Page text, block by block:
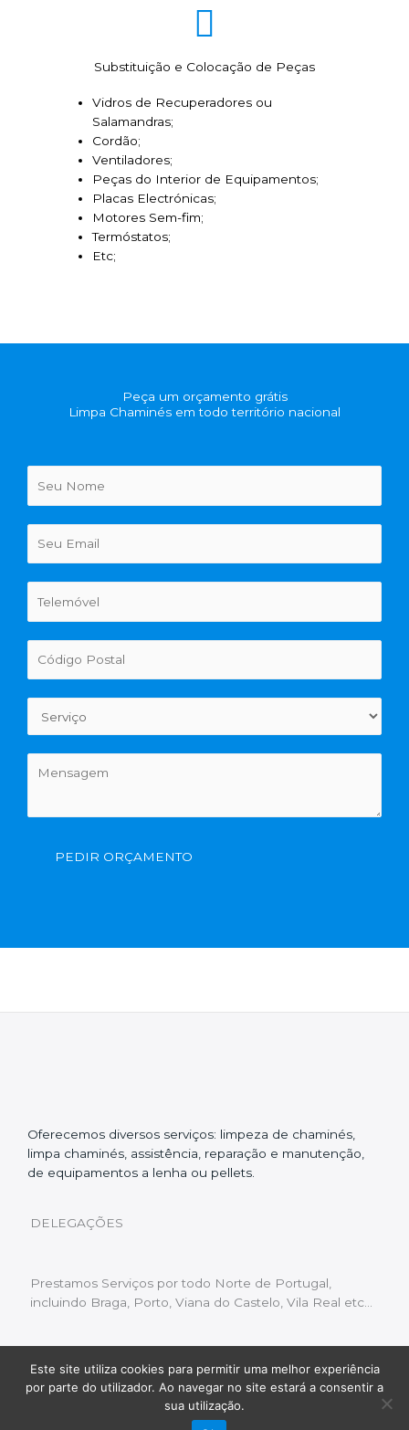
Substituição e Colocação de Peças
Vidros de Recuperadores ou
Salamandras;
Cordão;
Ventiladores;
Peças do Interior de Equipamentos;
Placas Electrónicas;
Motores Sem-fim;
Termóstatos;
Etc;
Peça um orçamento grátis
Limpa Chaminés em todo território nacional
PEDIR ORÇAMENTO
Oferecemos diversos serviços: limpeza de chaminés,
limpa chaminés, assistência, reparação e manutenção,
de equipamentos a lenha ou pellets.
DELEGAÇÕES
Prestamos Serviços por todo Norte de Portugal,
incluindo Braga, Porto, Viana do Castelo, Vila Real etc…
Livro de Reclamações | Política de Privacidade
Copyright © 2022 Limpeza Chaminés | Desenvolvido
Fluxo Digital – a inovar a web
Este site utiliza cookies para permitir uma melhor experiência
por parte do utilizador. Ao navegar no site estará a consentir a
sua utilização.